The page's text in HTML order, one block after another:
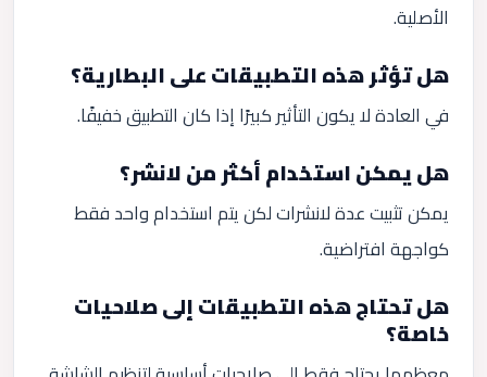
الأصلية.
هل تؤثر هذه التطبيقات على البطارية؟
في العادة لا يكون التأثير كبيرًا إذا كان التطبيق خفيفًا.
هل يمكن استخدام أكثر من لانشر؟
يمكن تثبيت عدة لانشرات لكن يتم استخدام واحد فقط
كواجهة افتراضية.
هل تحتاج هذه التطبيقات إلى صلاحيات
خاصة؟